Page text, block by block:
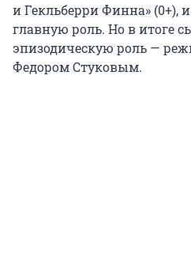
и Гекльберри Финна» (0+),
главную роль. Но в итоге
эпизодическую роль —
Федором Стуковым.